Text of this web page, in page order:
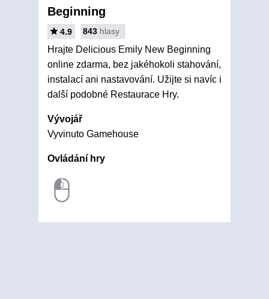
Beginning
4.9 843 hlasy
Hrajte Delicious Emily New Beginning
online zdarma, bez jakéhokoli stahování,
instalací ani nastavování. Užijte si navíc i
další podobné Restaurace Hry.
Vývojář
Vyvinuto Gamehouse
Ovládání hry